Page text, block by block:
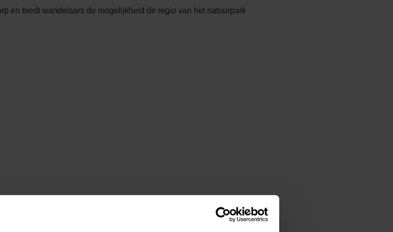
en biedt wandelaars de mogelijkheid de regio van het natuurpark
Bad